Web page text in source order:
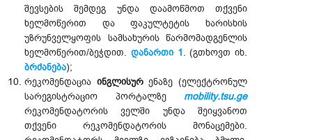
შევსების შემდეგ უნდა დაამოწმოთ თქვენი
ხელმოწერით და ფაკულტეტის ხარისხის
უზრუნველყოფის სამსახურის წარმომადგენლის
ხელმოწერით/ბეჭდით. დანართი 1. (გთხოვთ იხ.
ბრძანება);
რეკომენდაცია ინგლისურენაზე (ელექტრონულ
სარეგისტრაციო პორტალზე mobility.tsu.ge
რეკომენდატორის ველში უნდა შეიყვანოთ
თქვენი რეკომენდატორის მონაცემები.